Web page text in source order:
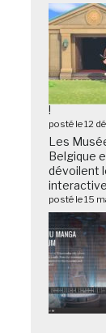
!
posté le 12
Les
Belgique
dévoilent
posté le 15